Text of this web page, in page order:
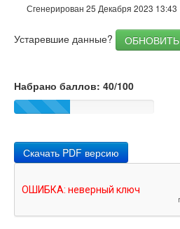
Мобильный телефон
Оптимизация
PageSpeed Insights
Сгенерирован 25 Декабря 2023 13:43
Устаревшие данные? ОБНОВИТЬ
Набрано баллов: 40/100
Скачать PDF версию